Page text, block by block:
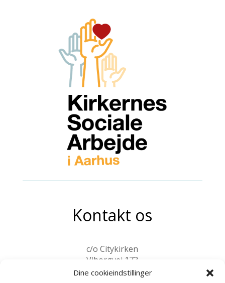
Dine cookieindstillinger
Kontakt os
c/o Citykirken
Viborgvej 173
8210 Aarhus V